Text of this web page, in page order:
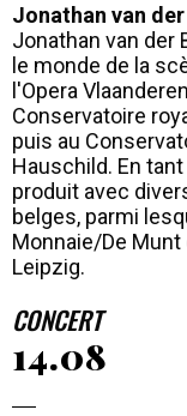
Jonathan van
Jonathan van der
le monde de la
l'Opera
Conservatoire
puis au
Hauschild. En
produit avec
belges, parmi
Monnaie/De
Leipzig.
CONCERT
14.08